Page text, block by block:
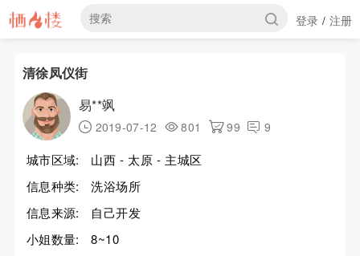
登录 / 注册
清徐凤仪街
易**飒
2019-07-12 801 99 9
城市区域:
山西 - 太原 - 主城区
信息种类:
洗浴场所
信息来源:
自己开发
小姐数量:
8~10